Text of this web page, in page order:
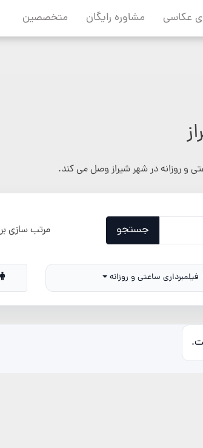
عکاسی مشاوره رایگان متخصصین
و روزانه در شهر شیراز وصل می کند.
جستجو مرتب سازی
آقا